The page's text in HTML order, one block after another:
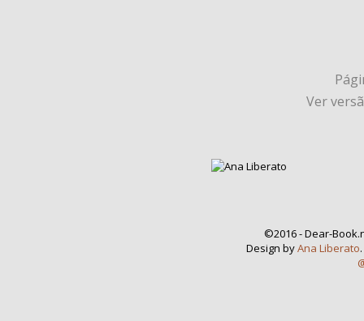
Ver
©2016 - Dear-
Design byAna Liberato